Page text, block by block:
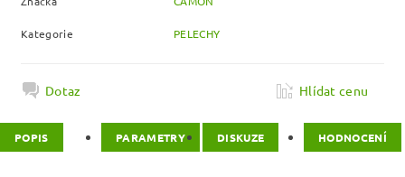
Kategorie PELECHY
Dotaz Hlídat cenu
POPIS PARAMETRY DISKUZE HODNOCENÍ